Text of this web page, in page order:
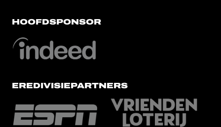
HOOFDSPONSOR
EREDIVISIEPARTNERS